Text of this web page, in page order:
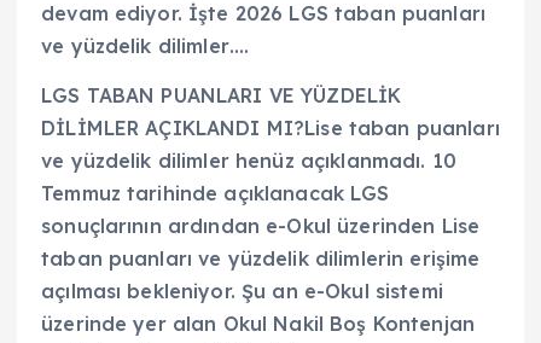
devam ediyor. İşte 2026 LGS taban puanları
ve yüzdelik dilimler….
LGS TABAN PUANLARI VE YÜZDELİK
DİLİMLER AÇIKLANDI MI?Lise taban puanları
ve yüzdelik dilimler henüz açıklanmadı. 10
Temmuz tarihinde açıklanacak LGS
sonuçlarının ardından e-Okul üzerinden Lise
taban puanları ve yüzdelik dilimlerin erişime
açılması bekleniyor. Şu an e-Okul sistemi
üzerinde yer alan Okul Nakil Boş Kontenjan